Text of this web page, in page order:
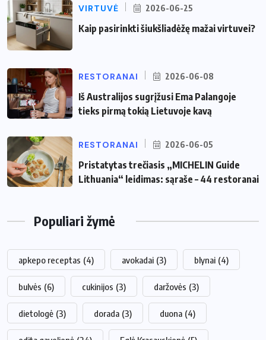
VIRTUVĖ 2026-06-25
Kaip pasirinkti šiukšliadėžę mažai virtuvei?
RESTORANAI 2026-06-08
Iš Australijos sugrįžusi Ema Palangoje
tieks pirmą tokią Lietuvoje kavą
RESTORANAI 2026-06-05
Pristatytas trečiasis „MICHELIN Guide
Lithuania“ leidimas: sąraše – 44 restoranai
Populiari žymė
apkepo receptas (4) avokadai (3) blynai (4)
bulvės (6) cukinijos (3) daržovės (3)
dietologė (3) dorada (3) duona (4)